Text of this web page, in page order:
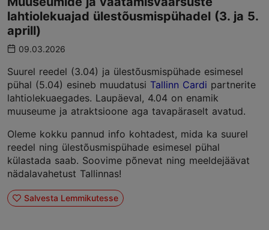
lahtiolekuajad ülestõusmispühadel (3. ja 5.
aprill)
09.03.2026
Suurel reedel (3.04) ja ülestõusmispühade esimesel
pühal (5.04) esineb muudatusi Tallinn Cardi partnerite
lahtiolekuaegades. Laupäeval, 4.04 on enamik
muuseume ja atraktsioone aga tavapäraselt avatud.
Oleme kokku pannud info kohtadest, mida ka suurel
reedel ning ülestõusmispühade esimesel pühal
külastada saab. Soovime põnevat ning meeldejäävat
nädalavahetust Tallinnas!
Salvesta Lemmikutesse